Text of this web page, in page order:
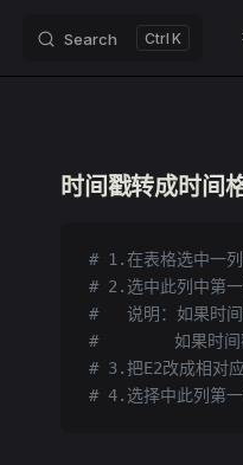
Search K
时间戳转成时间
# 1.在表格选中一
# 2.选中此列中第
#   说明：如果时
#        如果时间戳
# 3.把E2改成相对
# 4.选择中此列第一